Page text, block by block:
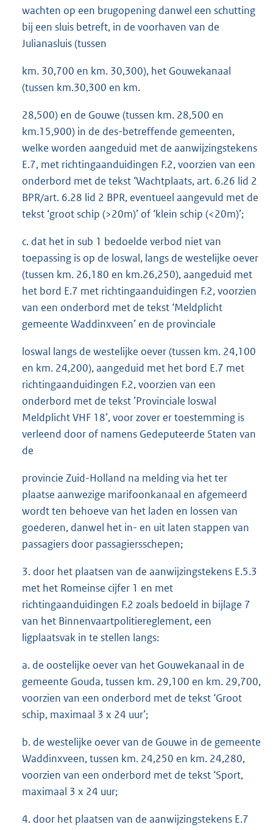
wachten op een brugopening danwel een schutting
bij een sluis betreft, in de voorhaven van de
Julianasluis (tussen
km. 30,700 en km. 30,300), het Gouwekanaal
(tussen km.30,300 en km.
28,500) en de Gouwe (tussen km. 28,500 en
km.15,900) in de des-betreffende gemeenten,
welke worden aangeduid met de aanwijzingstekens
E.7, met richtingaanduidingen F.2, voorzien van een
onderbord met de tekst ‘Wachtplaats, art. 6.26 lid 2
BPR/art. 6.28 lid 2 BPR, eventueel aangevuld met de
tekst ‘groot schip (>20m)’ of ‘klein schip (<20m)’;
c. dat het in sub 1 bedoelde verbod niet van
toepassing is op de loswal, langs de westelijke oever
(tussen km. 26,180 en km.26,250), aangeduid met
het bord E.7 met richtingaanduidingen F.2, voorzien
van een onderbord met de tekst ‘Meldplicht
gemeente Waddinxveen’ en de provinciale
loswal langs de westelijke oever (tussen km. 24,100
en km. 24,200), aangeduid met het bord E.7 met
richtingaanduidingen F.2, voorzien van een
onderbord met de tekst ’Provinciale loswal
Meldplicht VHF 18’, voor zover er toestemming is
verleend door of namens Gedeputeerde Staten van
de
provincie Zuid-Holland na melding via het ter
plaatse aanwezige marifoonkanaal en afgemeerd
wordt ten behoeve van het laden en lossen van
goederen, danwel het in- en uit laten stappen van
passagiers door passagiersschepen;
3. door het plaatsen van de aanwijzingstekens E.5.3
met het Romeinse cijfer 1 en met
richtingaanduidingen F.2 zoals bedoeld in bijlage 7
van het Binnenvaartpolitiereglement, een
ligplaatsvak in te stellen langs:
a. de oostelijke oever van het Gouwekanaal in de
gemeente Gouda, tussen km. 29,100 en km. 29,700,
voorzien van een onderbord met de tekst ‘Groot
schip, maximaal 3 x 24 uur’;
b. de westelijke oever van de Gouwe in de gemeente
Waddinxveen, tussen km. 24,250 en km. 24,280,
voorzien van een onderbord met de tekst ‘Sport,
maximaal 3 x 24 uur;
4. door het plaatsen van de aanwijzingstekens E.7